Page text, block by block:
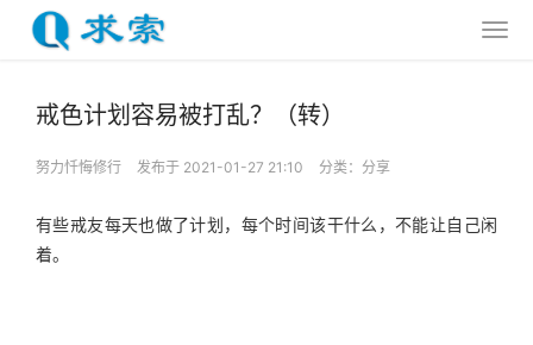
戒色计划容易被打乱？（转）
努力忏悔修行 发布于 2021-01-27 21:10 分类： 分享
有些戒友每天也做了计划，每个时间该干什么，不能让自己闲
着。